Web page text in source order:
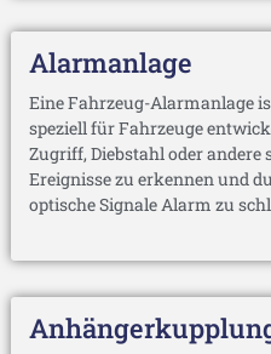
Alarmanlage
Eine Fahrzeug-Alarmanlage
speziell für Fahrzeuge
Zugriff, Diebstahl oder
Ereignisse zu erkennen und
optische Signale Alarm zu